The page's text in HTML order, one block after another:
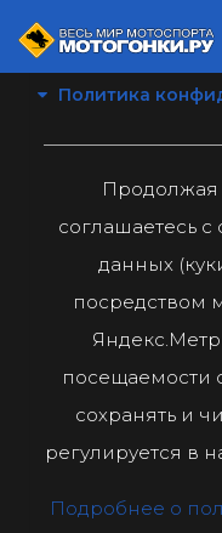
Политика
Продолжая
соглашаетесь
данных
посредством
посещаемости
сохранять и
регулируется в
Подробнее о